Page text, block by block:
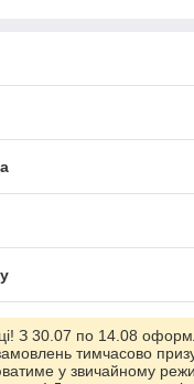
Prom.ua
З 30.07 по 14.08
тимчасово
у звичайному